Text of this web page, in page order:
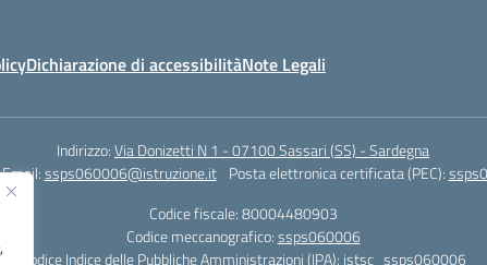
Dichiarazione di accessibilitàNote Legali
Indirizzo:Via Donizetti N 1 - 07100 Sassari (SS) - Sardegna
Email:ssps060006@istruzione.it Posta elettronica certificata (PEC):
Codice fiscale: 80004480903
Codice meccanografico:ssps060006
Codice Indice delle Pubbliche Amministrazioni (IPA): istsc_ssps060006